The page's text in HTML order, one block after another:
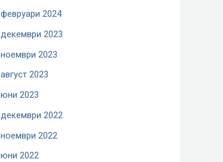
февруари 2024
декември 2023
ноември 2023
август 2023
юни 2023
декември 2022
ноември 2022
юни 2022